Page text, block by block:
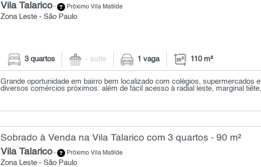
Vila Talarico- Próximo Vila Matilde
Zona Leste - São Paulo
3 quartos - suíte 1 vaga 110 m²
Grande oportunidade em bairro bem localizado com colégios, supermercados e
diversos comércios próximos. além de fácil acesso à radial leste, marginal
Sobrado à Venda na Vila Talarico com 3 quartos - 90 m²
Vila Talarico- Próximo Vila Matilde
Zona Leste - São Paulo